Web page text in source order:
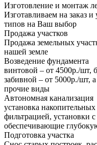
Изготовление и монтаж
Изготавливаем на заказ
типов на Ваш выбор
Продажа участков
Продажа земельных
нашей земле
Возведение фундамента
винтовой – от 4500р./шт,
забивной – от 5000р./шт,
прочие виды
Автономная канализация
установка
фильтрацией, установки
обеспечивающие
Подготовка участка